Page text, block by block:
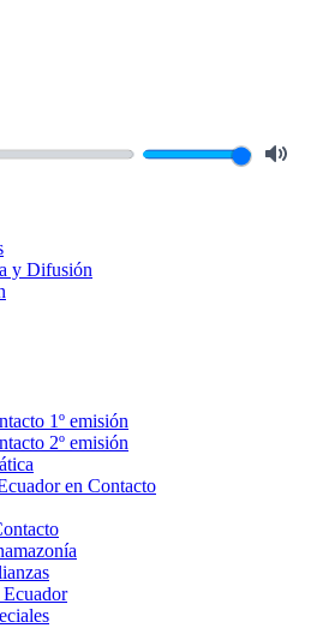
y Difusión
1º emisión
2º emisión
en Contacto